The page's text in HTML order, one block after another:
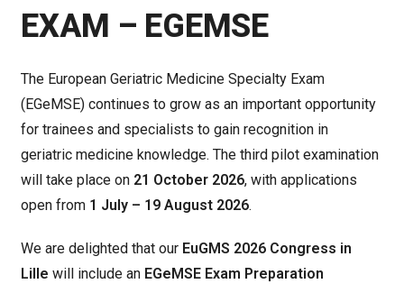
EXAM – EGEMSE
The European Geriatric Medicine Specialty Exam
(EGeMSE) continues to grow as an important opportunity
for trainees and specialists to gain recognition in
geriatric medicine knowledge. The third pilot examination
will take place on 21 October 2026, with applications
open from 1 July – 19 August 2026.
We are delighted that our EuGMS 2026 Congress in
Lille will include an EGeMSE Exam Preparation